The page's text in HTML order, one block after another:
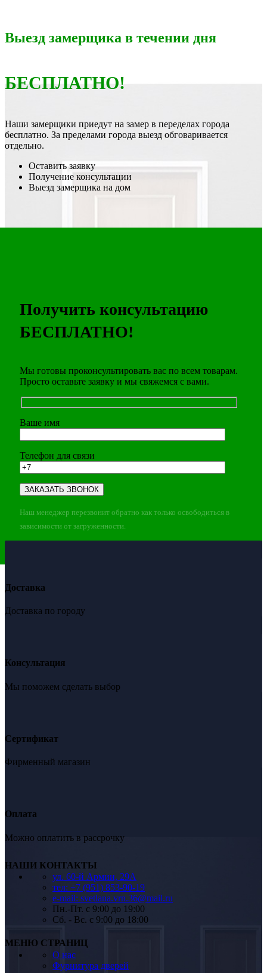
Выезд замерщика в течении дня
БЕСПЛАТНО!
Наши замерщики приедут на замер в переделах города
бесплатно. За пределами города выезд обговаривается
отдельно.
Оставить заявку
Получение консультации
Выезд замерщика на дом
Получить консультацию
БЕСПЛАТНО!
Мы готовы проконсультировать вас по всем товарам.
Просто оставьте заявку и мы свяжемся с вами.
Ваше имя
Телефон для связи
Наш менеджер перезвонит обратно как только освободиться в
зависимости от загруженности.
Доставка
Доставка по городу
Консультация
Мы поможем сделать выбор
Сертификат
Фирменный магазин
Оплата
Можно оплатить в рассрочку
НАШИ КОНТАКТЫ
ул. 60-й Армии, 29А
тел: +7 (951) 853-90-19
e-mail: svetlana.vrn.36@mail.ru
Пн.-Пт. c 9:00 до 19:00
Сб. - Вс. c 9:00 до 18:00
МЕНЮ СТРАНИЦ
О нас
Фурнитура дверей